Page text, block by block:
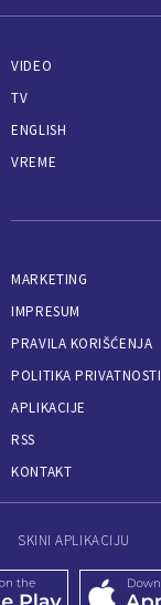
VIDEO
TV
ENGLISH
VREME
MARKETING
IMPRESUM
PRAVILA KORIŠĆENJA
POLITIKA PRIVATNOSTI
APLIKACIJE
RSS
KONTAKT
SKINI APLIKACIJU